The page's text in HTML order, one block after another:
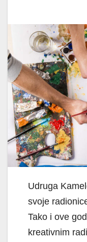
Udruga
svoje
Tako i ove
kreativnim